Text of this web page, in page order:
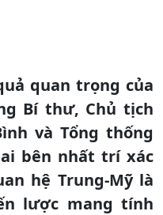
quan trọng của
Bí thư, Chủ tịch
và Tổng thống
bên nhất trí xác
hệ Trung-Mỹ là
lược mang tính